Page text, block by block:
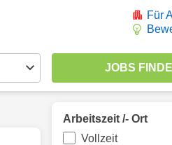
Für
Arbeitszeit /- Ort
Vollzeit